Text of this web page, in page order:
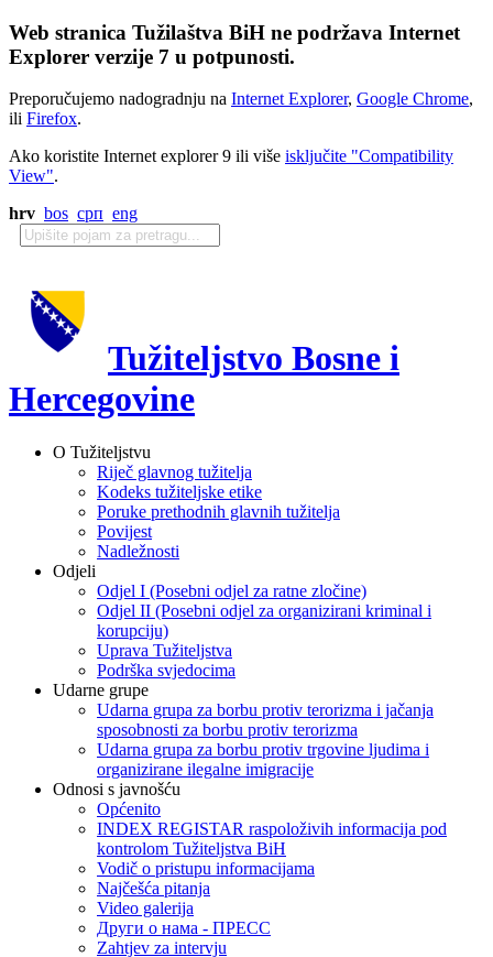
Web stranica Tužilaštva BiH ne podržava Internet
Explorer verzije 7 u potpunosti.
Preporučujemo nadogradnju na Internet Explorer, Google Chrome,
ili Firefox.
Ako koristite Internet explorer 9 ili više isključite "Compatibility
View".
hrv bos срп eng
Tužiteljstvo Bosne i
Hercegovine
O Tužiteljstvu
Riječ glavnog tužitelja
Kodeks tužiteljske etike
Poruke prethodnih glavnih tužitelja
Povijest
Nadležnosti
Odjeli
Odjel I (Posebni odjel za ratne zločine)
Odjel II (Posebni odjel za organizirani kriminal i
korupciju)
Uprava Tužiteljstva
Podrška svjedocima
Udarne grupe
Udarna grupa za borbu protiv terorizma i jačanja
sposobnosti za borbu protiv terorizma
Udarna grupa za borbu protiv trgovine ljudima i
organizirane ilegalne imigracije
Odnosi s javnošću
Općenito
INDEX REGISTAR raspoloživih informacija pod
kontrolom Tužiteljstva BiH
Vodič o pristupu informacijama
Najčešća pitanja
Video galerija
Други о нама - ПРЕСC
Zahtjev za intervju